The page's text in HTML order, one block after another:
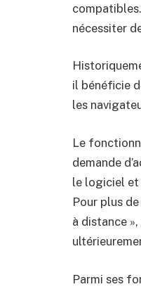
nécessiter
il bénéficie
les
Le
demande
le logiciel et
Pour plus
à distance
Parmi ses